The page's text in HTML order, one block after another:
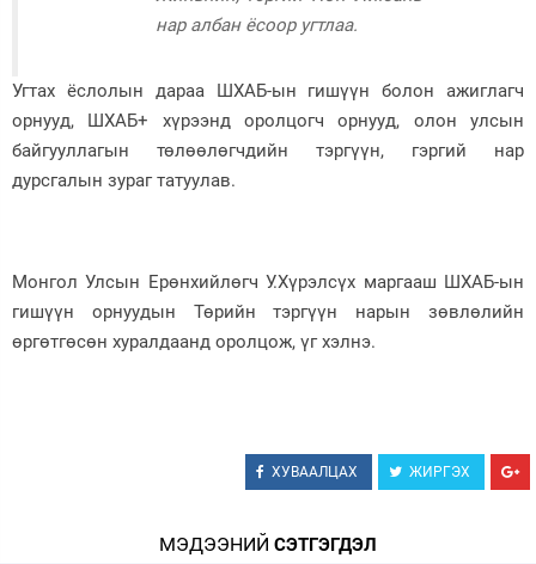
нар албан ёсоор угтлаа.
Угтах ёслолын дараа ШХАБ-ын гишүүн болон ажиглагч
орнууд, ШХАБ+ хүрээнд оролцогч орнууд, олон улсын
байгууллагын төлөөлөгчдийн тэргүүн, гэргий нар
дурсгалын зураг татуулав.
Монгол Улсын Ерөнхийлөгч У.Хүрэлсүх маргааш ШХАБ-ын
гишүүн орнуудын Төрийн тэргүүн нарын зөвлөлийн
өргөтгөсөн хуралдаанд оролцож, үг хэлнэ.
ХУВААЛЦАХ ЖИРГЭХ
МЭДЭЭНИЙ СЭТГЭГДЭЛ